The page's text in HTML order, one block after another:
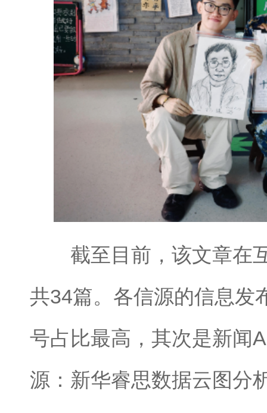
截至目前，该文章在
共34篇。各信源的信息发
号占比最高，其次是新闻
源：新华睿思数据云图分